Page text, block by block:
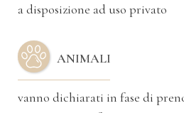
a disposizione ad uso privato
ANIMALI
vanno dichiarati in fase di